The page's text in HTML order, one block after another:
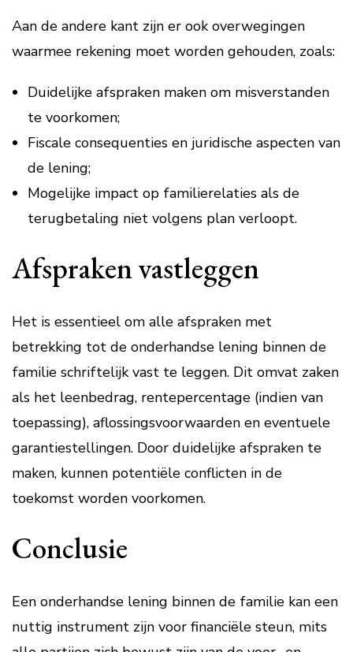
Aan de andere kant zijn er ook overwegingen
waarmee rekening moet worden gehouden, zoals:
Duidelijke afspraken maken om misverstanden
te voorkomen;
Fiscale consequenties en juridische aspecten van
de lening;
Mogelijke impact op familierelaties als de
terugbetaling niet volgens plan verloopt.
Afspraken vastleggen
Het is essentieel om alle afspraken met
betrekking tot de onderhandse lening binnen de
familie schriftelijk vast te leggen. Dit omvat zaken
als het leenbedrag, rentepercentage (indien van
toepassing), aflossingsvoorwaarden en eventuele
garantiestellingen. Door duidelijke afspraken te
maken, kunnen potentiële conflicten in de
toekomst worden voorkomen.
Conclusie
Een onderhandse lening binnen de familie kan een
nuttig instrument zijn voor financiële steun, mits